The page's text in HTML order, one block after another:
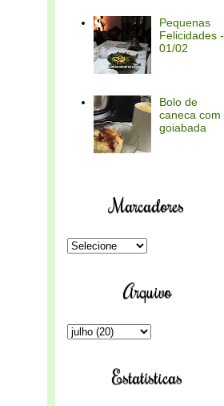
Pequenas
Felicidades -
01/02
Bolo de
caneca com
goiabada
Marcadores
Arquivo
Estatísticas